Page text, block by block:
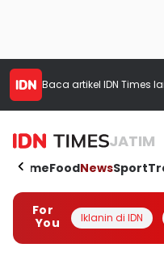
Baca artikel IDN Times
JATIM
HomeFoodNewsSport
For
You
Iklanin di IDN